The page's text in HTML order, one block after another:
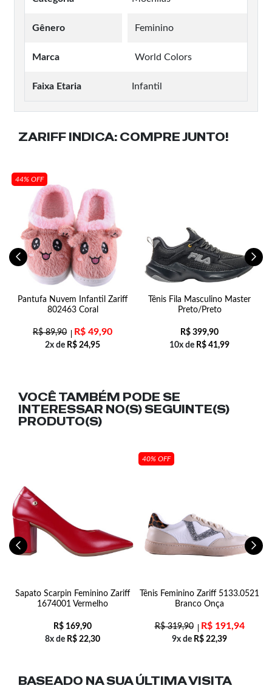
Gênero Feminino
Marca World Colors
Faixa Etaria Infantil
ZARIFF INDICA: COMPRE JUNTO!
44% OFF
Pantufa Nuvem Infantil Zariff
802463 Coral
R$89,90 R$ 49,90
2x de R$ 24,95
Tênis Fila Masculino Master
Preto/Preto
R$ 399,90
10x de R$ 41,99
VOCÊ TAMBÉM PODE SE
INTERESSAR NO(S) SEGUINTE(S)
PRODUTO(S)
Sapato Scarpin Feminino Zariff
1674001 Vermelho
R$ 169,90
8x de R$ 22,30
40% OFF
Tênis Feminino Zariff 5133.0521
Branco Onça
R$319,90 R$191,94
9x de R$ 22,39
BASEADO NA SUAÚLTIMA VISITA